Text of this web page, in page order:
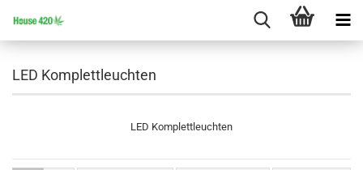
LED Komplettleuchten
LED Komplettleuchten